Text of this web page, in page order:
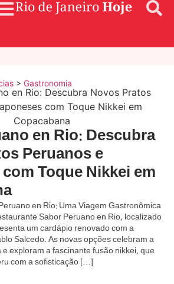
> Gastronomia
en Rio: Descubra
Peruanos e
Toque Nikkei em
en Rio: Uma Viagem Gastronômica
Sabor Peruano en Rio, localizado
um cardápio renovado com a
Salcedo. As novas opções celebram a
exploram a fascinante fusão nikkei, que
com a sofisticação […]